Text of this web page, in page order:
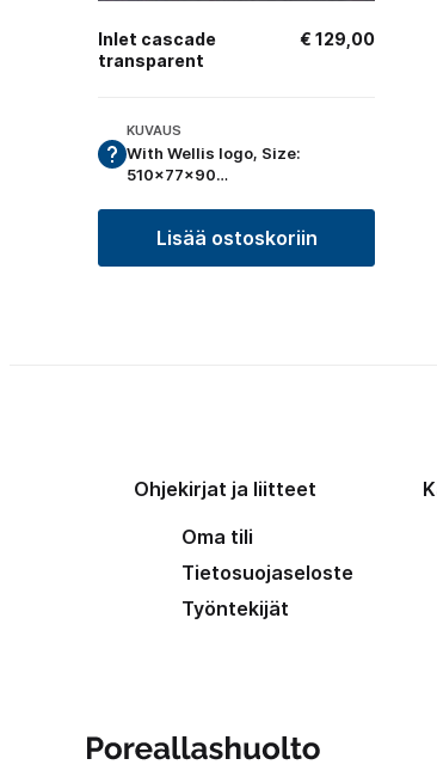
Inlet cascade
transparent
€ 129,00
KUVAUS
With Wellis logo, Size:
510x77x90…
Lisää ostoskoriin
Ohjekirjat ja liitteet
Oma tili
Tietosuojaseloste
Työntekijät
Poreallashuolto